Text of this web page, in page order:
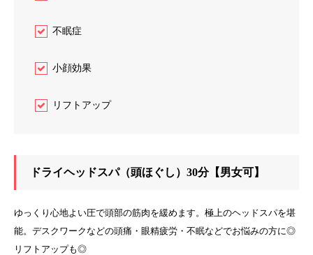
不眠症
小顔効果
リフトアップ
ドライヘッドスパ（頭ほぐし）30分【男女可】
ゆっくり心地よい圧で頭部の筋肉を緩めます。極上のヘッドスパを堪
能。デスクワークなどの頭痛・眼精疲労・不眠などでお悩みの方に◎
リフトアップも◎